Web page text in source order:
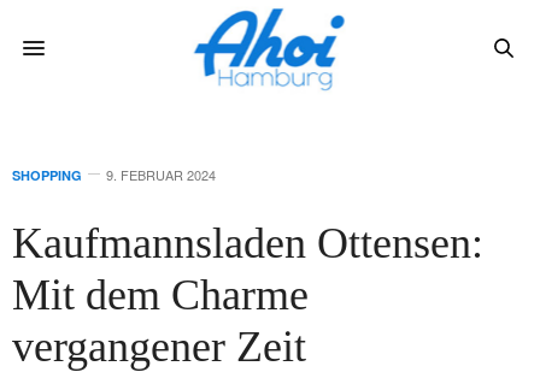
SHOPPING 9. FEBRUAR 2024
Kaufmannsladen Ottensen:
Mit dem Charme
vergangener Zeit